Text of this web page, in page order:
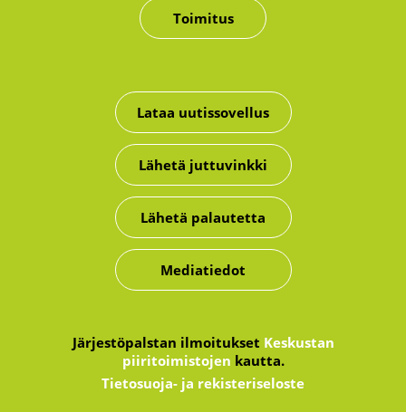
Toimitus
Lataa uutissovellus
Lähetä juttuvinkki
Lähetä palautetta
Mediatiedot
Järjestöpalstan ilmoitukset Keskustan
piiritoimistojen kautta.
Tietosuoja- ja rekisteriseloste